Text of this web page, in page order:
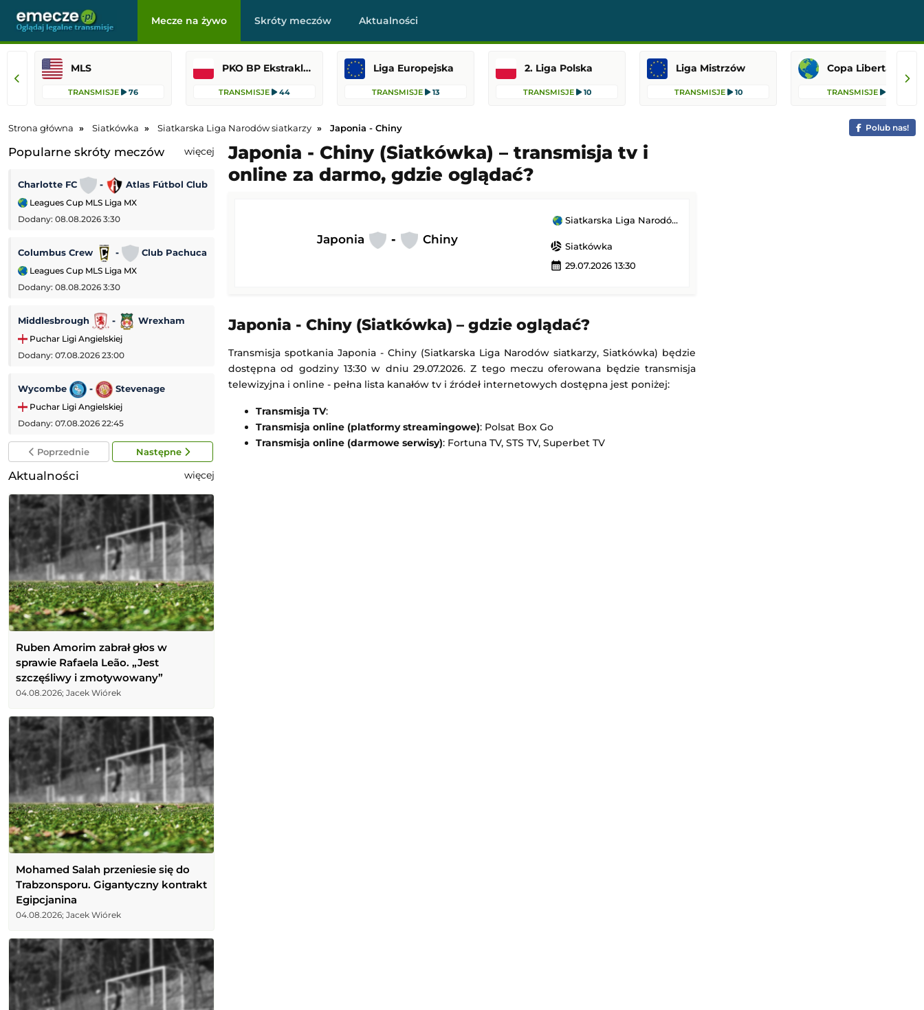
Mecze na żywo Skróty meczów Aktualności
MLS
TRANSMISJE 76
PKO BP Ekstraklasa
TRANSMISJE 44
Liga Europejska
TRANSMISJE 13
2. Liga Polska
TRANSMISJE 10
Liga Mistrzów
TRANSMISJE 10 TRANSMISJE 8
Strona główna Siatkówka Siatkarska Liga Narodów siatkarzy Japonia - Chiny Polub nas!
Popularne skróty meczów więcej
Charlotte FC - Atlas Fútbol Club
Leagues Cup MLS Liga MX
Dodany: 08.08.2026 3:30
Columbus Crew - Club Pachuca
Leagues Cup MLS Liga MX
Dodany: 08.08.2026 3:30
Middlesbrough - Wrexham
Puchar Ligi Angielskiej
Dodany: 07.08.2026 23:00
Wycombe - Stevenage
Puchar Ligi Angielskiej
Dodany: 07.08.2026 22:45
Wolverhampton Wanderers - Port Vale
Hertha BSC
Cruz Azul Philadelphia Union
Dodany: 07.08.2026 4:00
Tre Fiori - Drita
Liga Konferencji Europy
Dodany: 06.08.2026 23:00
SL Benfica - Hearts
FC Midtjylland
Bristol City - Walsall
Dodany: 06.08.2026 22:45
HNK Rijeka - Ilves Tampere
Dodany: 06.08.2026 22:45
Poprzednie Następne
Aktualności więcej
Ruben Amorim zabrał głos w
sprawie Rafaela Leão. „Jest
szczęśliwy i zmotywowany”
04.08.2026; Jacek Wiórek
Mohamed Salah przeniesie się do
Trabzonsporu. Gigantyczny kontrakt
Egipcjanina
04.08.2026; Jacek Wiórek
Japonia - Chiny (Siatkówka) – transmisja tv i
online za darmo, gdzie oglądać?
Japonia - Chiny
Siatkarska Liga Narodów siatkarzy
sports_volleyball Siatkówka
calendar_month 29.07.2026 13:30
Japonia - Chiny (Siatkówka) – gdzie oglądać?
Transmisja spotkania Japonia - Chiny (Siatkarska Liga Narodów siatkarzy, Siatkówka) będzie
dostępna od godziny 13:30 w dniu 29.07.2026. Z tego meczu oferowana będzie transmisja
telewizyjna i online - pełna lista kanałów tv i źródeł internetowych dostępna jest poniżej:
Transmisja TV:
Transmisja online (platformy streamingowe): Polsat Box Go
Transmisja online (darmowe serwisy): Fortuna TV, STS TV, Superbet TV